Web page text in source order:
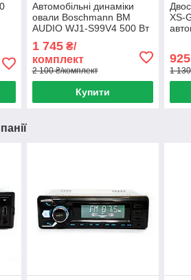
Автомобільні динаміки
овали Boschmann BM
AUDIO WJ1-S99V4 500 Вт
потужні 4 смужні колонки
Бошман
1 745₴/
комплект
2 100 ₴/комплект
Купити
XS-
925
1